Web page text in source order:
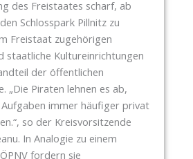
D
A
Z
R
E
B
Ä
B
des Freistaates scharf, ab
Schlosspark Pillnitz zu
Freistaat zugehörigen
staatliche Kultureinrichtungen
der öffentlichen
„Die Piraten lehnen es ab,
immer häufiger privat
so der Kreisvorsitzende
In Analogie zu einem
fordern sie